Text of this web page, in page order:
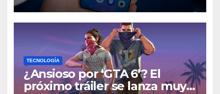
TECNOLOGÍA
¿Ansioso por ‘GTA 6’? El
próximo tráiler se lanza muy